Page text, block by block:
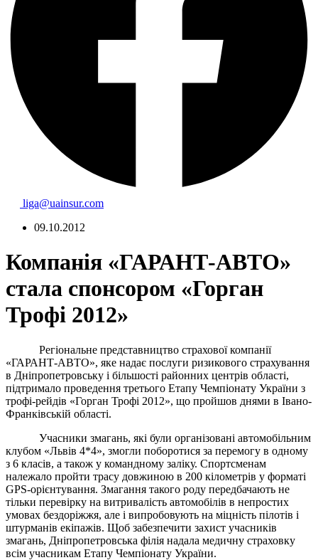
liga@uainsur.com
09.10.2012
Компанія «ГАРАНТ-АВТО»
стала спонсором «Горган
Трофі 2012»
Регіональне представництво страхової компанії
«ГАРАНТ-АВТО», яке надає послуги ризикового страхування
в Дніпропетровську і більшості районних центрів області,
підтримало проведення третього Етапу Чемпіонату України з
трофі-рейдів «Горган Трофі 2012», що пройшов днями в Івано-
Франківській області.
Учасники змагань, які були організовані автомобільним
клубом «Львів 4*4», змогли поборотися за перемогу в одному
з 6 класів, а також у командному заліку. Спортсменам
належало пройти трасу довжиною в 200 кілометрів у форматі
GPS-орієнтування. Змагання такого роду передбачають не
тільки перевірку на витривалість автомобілів в непростих
умовах бездоріжжя, але і випробовують на міцність пілотів і
штурманів екіпажів. Щоб забезпечити захист учасників
змагань, Дніпропетровська філія надала медичну страховку
всім учасникам Етапу Чемпіонату України.